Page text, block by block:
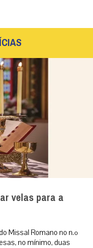
velas para a
Missal Romano no n.º
no mínimo, duas